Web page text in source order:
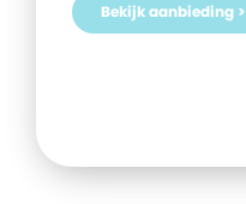
Bekijk aanbieding >